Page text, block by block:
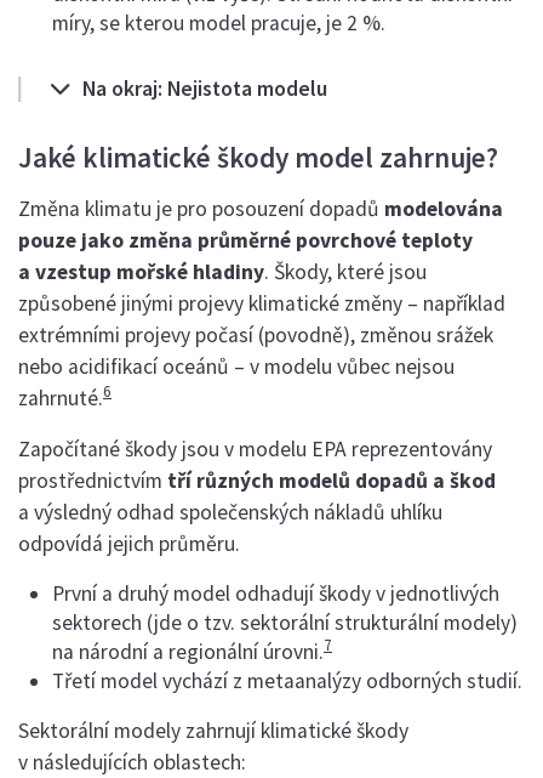
míry, se kterou model pracuje, je 2 %.
Na okraj: Nejistota modelu
Jaké klimatické škody model zahrnuje?
Změna klimatu je pro posouzení dopadů modelována
pouze jako změna průměrné povrchové teploty
a vzestup mořské hladiny. Škody, které jsou
způsobené jinými projevy klimatické změny – například
extrémními projevy počasí (povodně), změnou srážek
nebo acidifikací oceánů – v modelu vůbec nejsou
zahrnuté.6
Započítané škody jsou v modelu EPA reprezentovány
prostřednictvím tří různých modelů dopadů a škod
a výsledný odhad společenských nákladů uhlíku
odpovídá jejich průměru.
První a druhý model odhadují škody v jednotlivých
sektorech (jde o tzv. sektorální strukturální modely)
na národní a regionální úrovni.7
Třetí model vychází z metaanalýzy odborných studií.
Sektorální modely zahrnují klimatické škody
v následujících oblastech: